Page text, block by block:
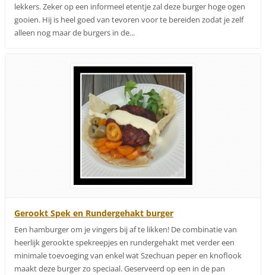
lekkers. Zeker op een informeel etentje zal deze burger hoge ogen
gooien. Hij is heel goed van tevoren voor te bereiden zodat je zelf
alleen nog maar de burgers in de...
Gerookt Spek en Rundergehakt burger
Een hamburger om je vingers bij af te likken! De combinatie van
heerlijk gerookte spekreepjes en rundergehakt met verder een
minimale toevoeging van enkel wat Szechuan peper en knoflook
maakt deze burger zo speciaal. Geserveerd op een in de pan